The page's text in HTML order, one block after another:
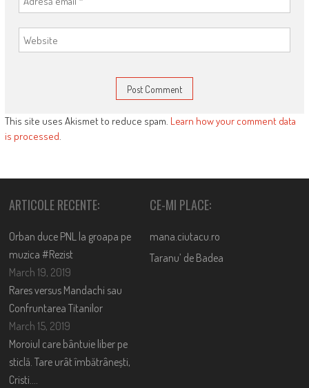
This site uses Akismet to reduce spam. Learn how your comment data
is processed.
ARTICOLE RECENTE:
Orban duce PNL la groapa pe
muzica #Rezist
March 19, 2019
Rares versus Mandachi sau
Confruntarea Titanilor
March 15, 2019
Moroiul care bântuie liber pe
sticlă. Tare urât îmbătrânești,
Cristi….
CE-MI PLACE:
mana.ciutacu.ro
Taranu’ de Badea